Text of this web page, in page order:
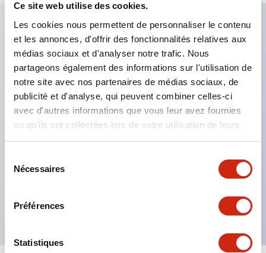
Ce site web utilise des cookies.
Les cookies nous permettent de personnaliser le contenu
et les annonces, d'offrir des fonctionnalités relatives aux
médias sociaux et d'analyser notre trafic. Nous
partageons également des informations sur l'utilisation de
notre site avec nos partenaires de médias sociaux, de
publicité et d'analyse, qui peuvent combiner celles-ci
avec d'autres informations que vous leur avez fournies
ou qu'ils ont collectées lors de votre utilisation de leurs
services.
Nécessaires
Préférences
Statistiques
Caractéristiques clés
Intègre une logique de contrôle de sécurité
certifiée conforme à 24 normes internationales de
sécurité
Logiques classiques immédiatement utilisables
changement de mode
et des capteurs